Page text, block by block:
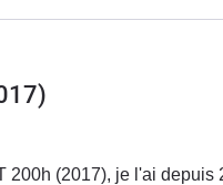
200h (2017), je l'ai depuis